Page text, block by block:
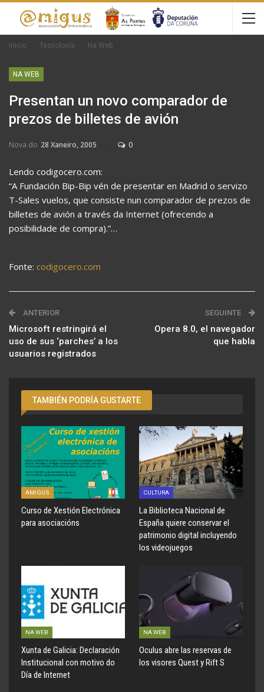
Inicio Tecnoloxía Na Web
NA WEB
Presentan un novo comparador de
prezos de billetes de avión
Nova do 28 Xaneiro, 2005 0
Lendo codigocero.com:
“A Fundación Bip-Bip vén de presentar en Madrid o servizo
T-Sales vuelos, que consiste nun comparador de prezos de
billetes de avión a través da Internet (ofrecendo a
posibilidade de compra).”…
Fonte: codigocero.com
ANTERIOR
Microsoft restringirá el
uso de sus ‘parches’ a los
usuarios registrados
SEGUINTE
Opera 8.0, el navegador
que habla
TAMBIÉN PODRÍA GUSTARTE
AMIGUS
Curso de Xestión Electrónica
para asociacións
CULTURA
La Biblioteca Nacional de
España quiere conservar el
patrimonio digital incluyendo
los videojuegos
NA WEB
Xunta de Galicia: Declaración
Institucional con motivo do
Día de Internet
NA WEB
Oculus abre las reservas de
los visores Quest y Rift S